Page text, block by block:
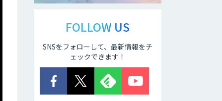
ELYZA Works
JAPAN AI
KNOWLEDGE
医療文書作成を効
率化する生成
FOLLOW US
SNSをフォローして、最新情報をチ
ェックできます！